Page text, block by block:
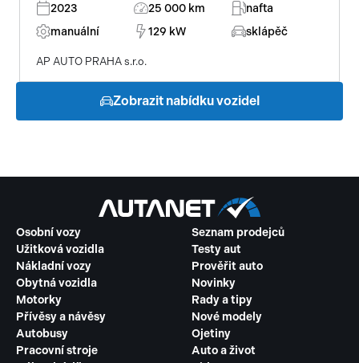
2023 25 000 km
nafta
manuální
129 kW sklápěč
AP AUTO PRAHA s.r.o.
Zobrazit nabídku vozidel
Osobní vozy
Užitková vozidla
Nákladní vozy
Obytná vozidla
Motorky
Přívěsy a návěsy
Autobusy
Pracovní stroje
Seznam prodejců
Testy aut
Prověřit auto
Novinky
Rady a tipy
Nové modely
Ojetiny
Auto a život